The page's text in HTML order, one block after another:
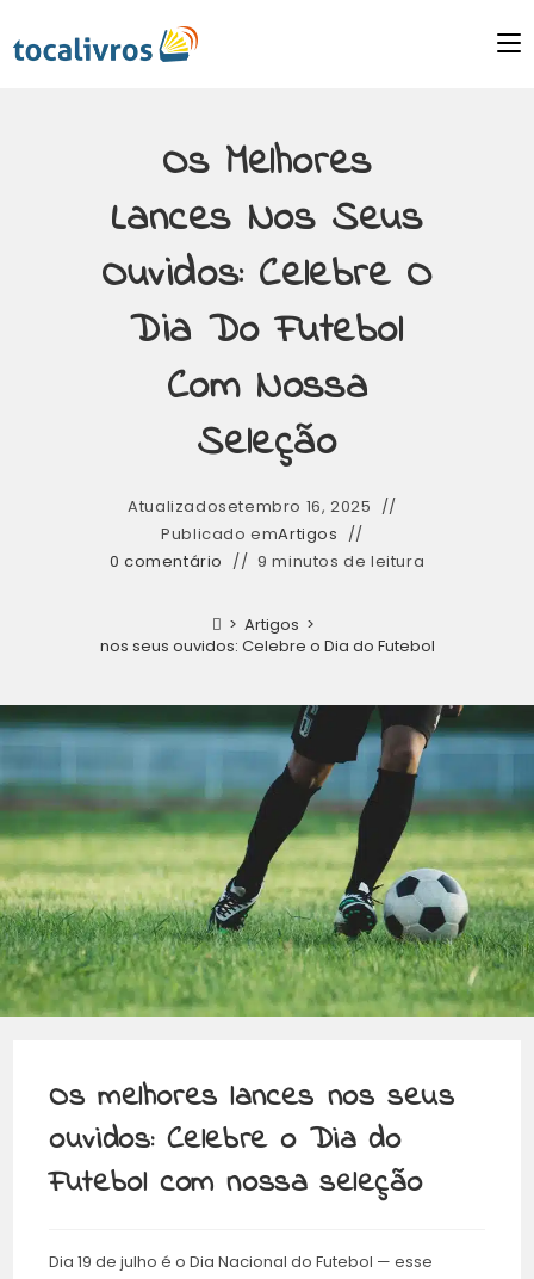
Os Melhores
Lances Nos Seus
Ouvidos: Celebre O
Dia Do Futebol
Com Nossa
Seleção
Atualizadosetembro 16, 2025
Publicado emArtigos
0 comentário
9 minutos de leitura
> Artigos >
lances nos seus ouvidos: Celebre o Dia do Futebol com nossa
Os melhores lances nos seus
ouvidos: Celebre o Dia do
Futebol com nossa seleção
Dia 19 de julho é o Dia Nacional do Futebol — esse